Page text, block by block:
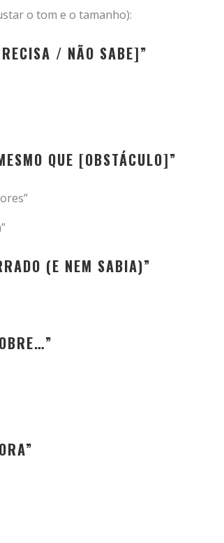
o tom e o tamanho):
/ NÃO SABE]”
QUE [OBSTÁCULO]”
(E NEM SABIA)”